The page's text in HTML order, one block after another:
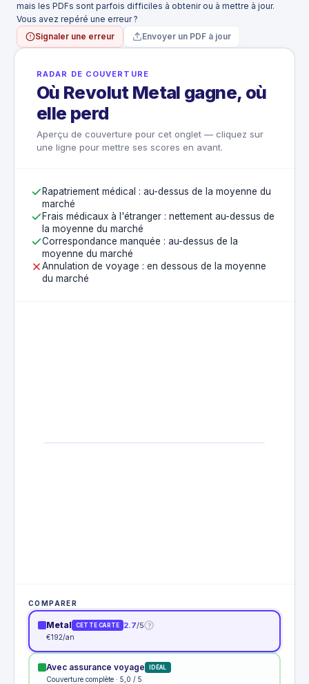
mais les PDFs sont parfois difficiles à obtenir ou à mettre à jour.
Vous avez repéré une erreur ?
Signaler une erreur
Envoyer un PDF à jour
RADAR DE COUVERTURE
Où Revolut Metal gagne, où
elle perd
Aperçu de couverture pour cet onglet — cliquez sur
une ligne pour mettre ses scores en avant.
Rapatriement médical : au-dessus de la moyenne du
marché
Frais médicaux à l'étranger : nettement au-dessus de
la moyenne du marché
Correspondance manquée : au-dessus de la
moyenne du marché
Annulation de voyage : en dessous de la moyenne
du marché
COMPARER
Metal CETTE CARTE 2.7/5 ?
€192/an
Avec assurance voyage IDÉAL
Couverture complète · 5,0 / 5